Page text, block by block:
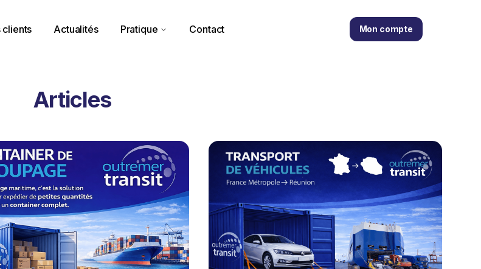
clients Actualités Pratique Contact Mon compte
Articles